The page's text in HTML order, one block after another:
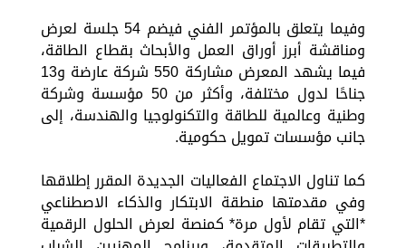
وفيما يتعلق بالمؤتمر الفني فيضم 54 جلسة لعرض
ومناقشة أبرز أوراق العمل والأبحاث بقطاع الطاقة،
فيما يشهد المعرض مشاركة 550 شركة عارضة و13
جناحًا لدول مختلفة، وأكثر من 50 مؤسسة وشركة
وطنية وعالمية للطاقة والتكنولوجيا والهندسة، إلى
جانب مؤسسات تمويل حكومية.
كما تناول الاجتماع الفعاليات الجديدة المقرر إطلاقها
وفي مقدمتها منطقة الابتكار والذكاء الاصطناعي
*التي تقام لأول مرة* كمنصة لعرض الحلول الرقمية